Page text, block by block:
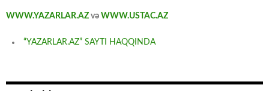
WWW.YAZARLAR.AZ və WWW.USTAC.AZ
“YAZARLAR.AZ” SAYTI HAQQINDA